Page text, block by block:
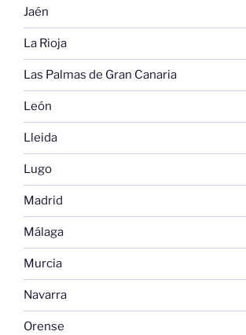
Jaén
La Rioja
Las Palmas de Gran Canaria
León
Lleida
Lugo
Madrid
Málaga
Murcia
Navarra
Orense